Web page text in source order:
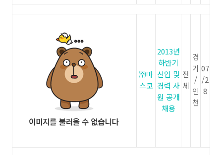
㈜마
스코
2013년
하반기
신입 및
경력 사
원 공개
채용
전
체
경
기
/
인
천
07
/2
8